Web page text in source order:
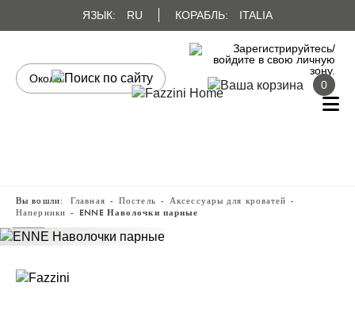
ЯЗЫК: RU КОРАБЛЬ: ITALIA
0
Вы вошли: Главная Постель
Аксессуары для кроватей
Наперники
ENNE Наволочки парные